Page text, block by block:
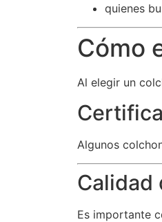
quienes
Cómo
Al elegir un
Algunos
Calidad
Es importante